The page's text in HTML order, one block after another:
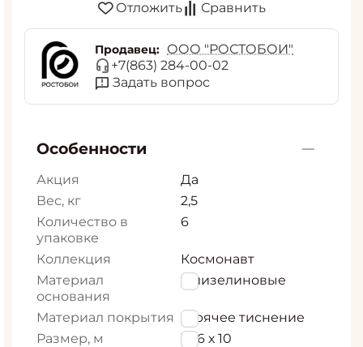
Отложить Сравнить
Продавец: ООО "РОСТОБОИ"
+7(863) 284-00-02
Задать вопрос
Особенности
Акция
Да
Вес, кг
2,5
Количество в
упаковке
6
Коллекция
Космонавт
Материал
основания
Флизелиновые
Материал покрытия Горячее тиснение
Размер, м
1,06 х 10